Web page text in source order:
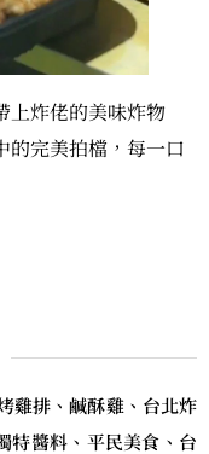
上炸佬的美味炸物
的完美拍檔，每一口
雞排、鹹酥雞、台北炸
特醬料、平民美食、台